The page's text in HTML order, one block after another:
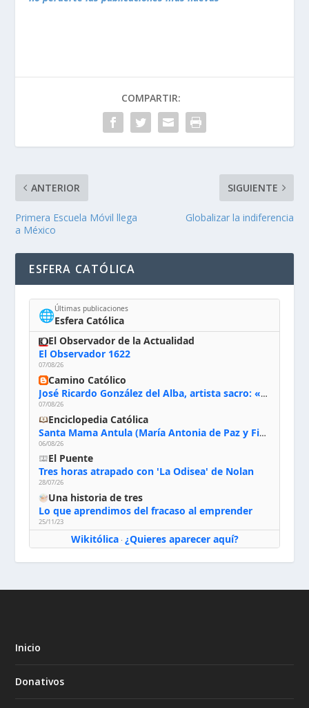
COMPARTIR:
ANTERIOR
Primera Escuela Móvil llega
a México
SIGUIENTE
Globalizar la indiferencia
ESFERA CATÓLICA
🌐Últimas publicaciones
Esfera Católica
El Observador de la Actualidad
El Observador 1622
07/08/26
Camino Católico
José Ricardo González del Alba, artista sacro: «Yo oro, hablo con Dios, le pido al Espíritu Santo su inspiración y siempre pinto rezando el rosario para que sea Él quien actúe a través de mis manos»
07/08/26
Enciclopedia Católica
Santa Mama Antula (María Antonia de Paz y Figueroa)
06/08/26
El Puente
Tres horas atrapado con 'La Odisea' de Nolan
28/07/26
Una historia de tres
Lo que aprendimos del fracaso al emprender
25/11/23
Wikitólica· ¿Quieres aparecer aquí?
Inicio
Donativos